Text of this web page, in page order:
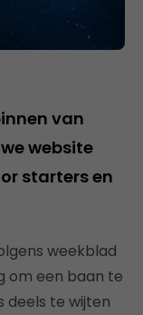
van
website
starters en
weekblad
om een baan te
deels te wijten